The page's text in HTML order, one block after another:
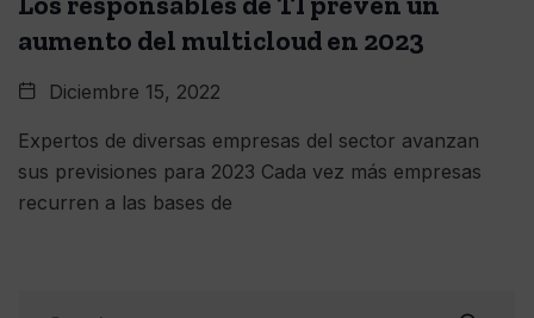
aumento del multicloud en 2023
Diciembre 15, 2022
Expertos de diversas empresas del sector avanzan
sus previsiones para 2023 Cada vez más empresas
recurren a las bases de